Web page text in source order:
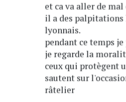
et ca va aller de mal
il a des palpitations
lyonnais.
pendant ce temps
je regarde la
ceux qui protègent
sautent sur
râtelier